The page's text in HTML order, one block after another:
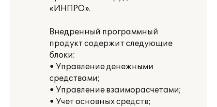
«ИНПРО».
Внедренный программный
продукт содержит следующие
блоки:
• Управление денежными
средствами;
• Управление взаиморасчетами;
• Учет основных средств;